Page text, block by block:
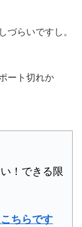
づらいですし。
ート切れか
！できる限
ちらです